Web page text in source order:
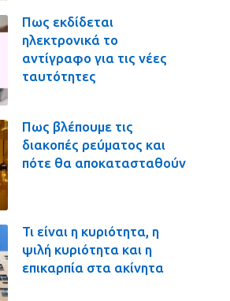
Πως εκδίδεται
ηλεκτρονικά το
αντίγραφο για τις νέες
ταυτότητες
Πως βλέπουμε τις
διακοπές ρεύματος και
πότε θα αποκατασταθούν
Τι είναι η κυριότητα, η
ψιλή κυριότητα και η
επικαρπία στα ακίνητα